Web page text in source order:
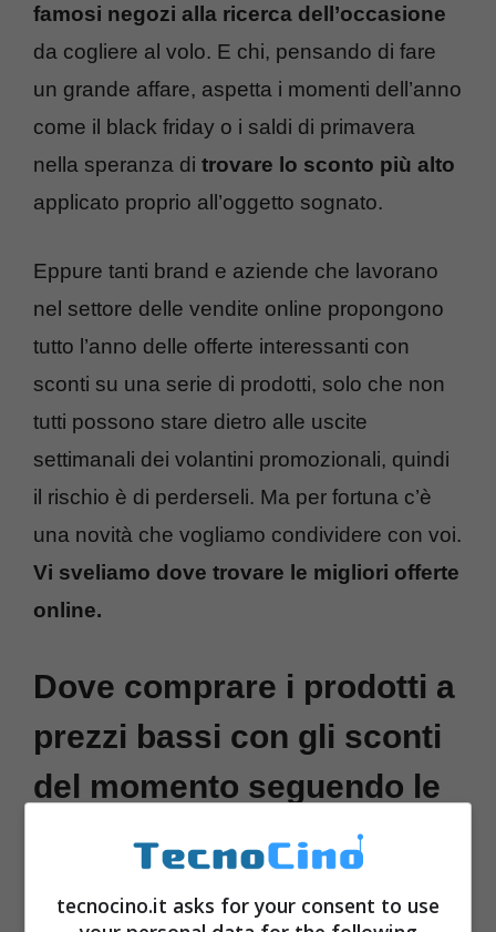
famosi negozi alla ricerca dell’occasione
da cogliere al volo. E chi, pensando di fare
un grande affare, aspetta i momenti dell’anno
come il black friday o i saldi di primavera
nella speranza di trovare lo sconto più alto
applicato proprio all’oggetto sognato.
Eppure tanti brand e aziende che lavorano
nel settore delle vendite online propongono
tutto l’anno delle offerte interessanti con
sconti su una serie di prodotti, solo che non
tutti possono stare dietro alle uscite
settimanali dei volantini promozionali, quindi
il rischio è di perderseli. Ma per fortuna c’è
una novità che vogliamo condividere con voi.
Vi sveliamo dove trovare le migliori offerte
online.
Dove comprare i prodotti a
prezzi bassi con gli sconti
del momento seguendo le
migliori offerte online
tecnocino.it asks for your consent to use